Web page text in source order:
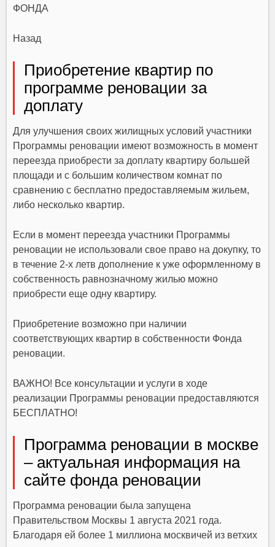
Назад
Приобретение квартир по
программе реновации за
доплату
Для улучшения своих жилищных условий участники
Программы реновации имеют возможность в момент
переезда приобрести за доплату квартиру большей
площади и с большим количеством комнат по
сравнению с бесплатно предоставляемым жильем,
либо несколько квартир.
Если в момент переезда участники Программы
реновации не использовали свое право на докупку, то
в течение 2-х летв дополнение к уже оформленному в
собственность равнозначному жилью можно
приобрести еще одну квартиру.
Приобретение возможно при наличии
соответствующих квартир в собственности Фонда
реновации.
ВАЖНО! Все консультации и услуги в ходе
реализации Программы реновации предоставляются
БЕСПЛАТНО!
Программа реновации в москве
– актуальная информация на
сайте фонда реновации
Программа реновации была запущена
Правительством Москвы 1 августа 2021 года.
Благодаря ей более 1 миллиона москвичей из ветхих